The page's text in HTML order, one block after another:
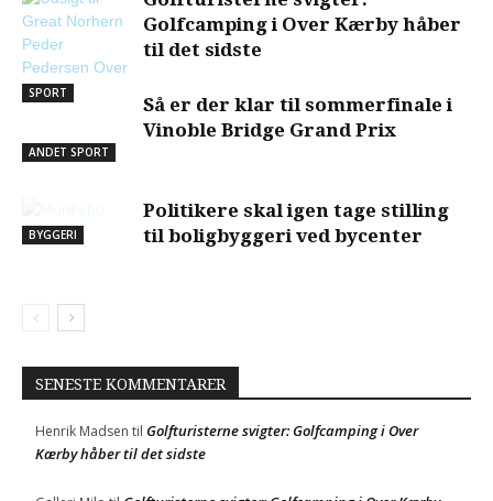
SPORT
Golfcamping i Over Kærby håber
til det sidste
ANDET SPORT
Så er der klar til sommerfinale i
Vinoble Bridge Grand Prix
BYGGERI
Politikere skal igen tage stilling
til boligbyggeri ved bycenter
SENESTE KOMMENTARER
Henrik Madsen til Golfturisterne svigter: Golfcamping i Over
Kærby håber til det sidste